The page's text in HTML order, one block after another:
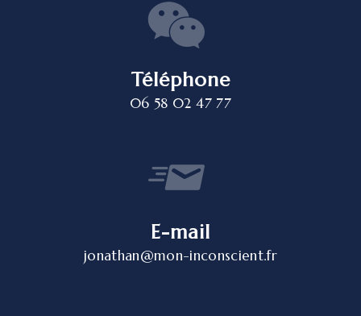
Téléphone
06 58 02 47 77
E-mail
jonathan@mon-inconscient.fr